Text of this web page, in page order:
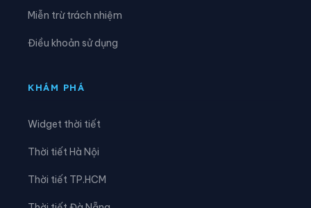
Xã Sơn Tây
Miễn trừ trách nhiệm
Điều khoản sử dụng
KHÁM PHÁ
Widget thời tiết
Thời tiết Hà Nội
Thời tiết TP.HCM